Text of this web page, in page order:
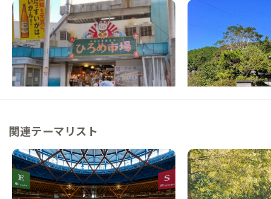
高知C邸
高知県 その他
【はりまや橋へ2駅】ワンルームマンション
に暮らすように滞在できる家
この家からの距離 14km
戸建て
【まるっと貸切専用
む、最大10名の古民
この家からの距離 16km
関連テーマリスト